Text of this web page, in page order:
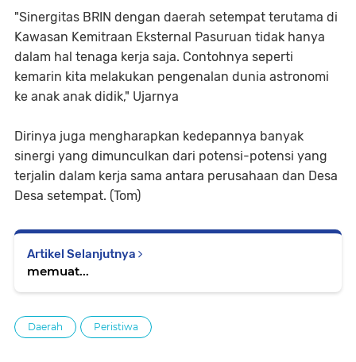
"Sinergitas BRIN dengan daerah setempat terutama di
Kawasan Kemitraan Eksternal Pasuruan tidak hanya
dalam hal tenaga kerja saja. Contohnya seperti
kemarin kita melakukan pengenalan dunia astronomi
ke anak anak didik," Ujarnya
Dirinya juga mengharapkan kedepannya banyak
sinergi yang dimunculkan dari potensi-potensi yang
terjalin dalam kerja sama antara perusahaan dan Desa
Desa setempat. (Tom)
Artikel Selanjutnya
memuat...
Daerah Peristiwa